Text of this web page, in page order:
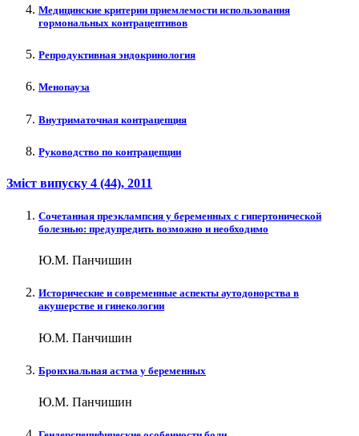
Медицинские критерии приемлемости использования
гормональных контрацептивов
Репродуктивная эндокринология
Менопауза
Внутриматочная контрацепция
Руководство по контрацепции
Зміст випуску 4 (44), 2011
Сочетанная преэклампсия у беременных с гипертонической
болезнью: предупредить возможно и необходимо
Ю.М. Панчишин
Исторические и современные аспекты аутодонорства в
акушерстве и гинекологии
Ю.М. Панчишин
Бронхиальная астма у беременных
Ю.М. Панчишин